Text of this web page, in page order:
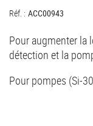
Réf. : ACC00943
Pour augmenter la
détection et la
Pour pompes (Si-